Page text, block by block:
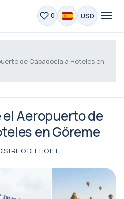
0 USD
de Capadocia a Hoteles en
Aeropuerto de
en Göreme
DEL HOTEL